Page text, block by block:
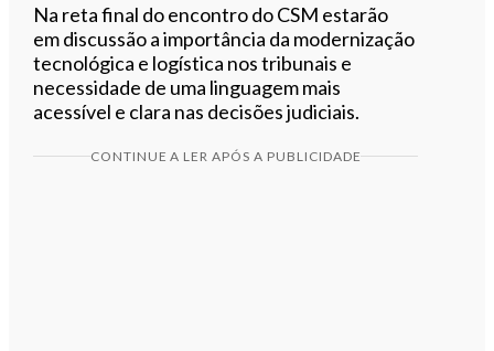
Na reta final do encontro do CSM estarão
em discussão a importância da modernização
tecnológica e logística nos tribunais e
necessidade de uma linguagem mais
acessível e clara nas decisões judiciais.
CONTINUE A LER APÓS A PUBLICIDADE